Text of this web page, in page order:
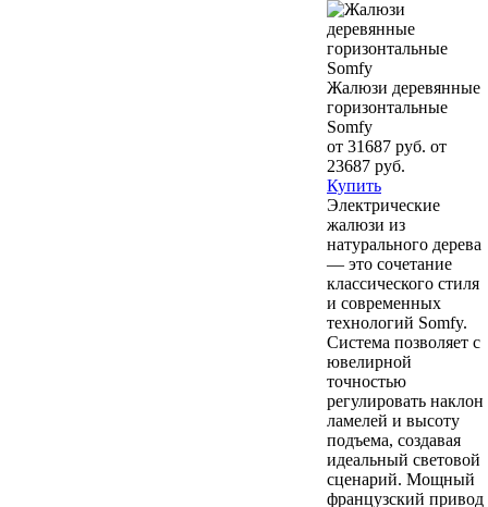
Жалюзи деревянные
горизонтальные
Somfy
от 31687 руб. от
23687 руб.
Купить
Электрические
жалюзи из
натурального дерева
— это сочетание
классического стиля
и современных
технологий Somfy.
Система позволяет с
ювелирной
точностью
регулировать наклон
ламелей и высоту
подъема, создавая
идеальный световой
сценарий. Мощный
французский привод